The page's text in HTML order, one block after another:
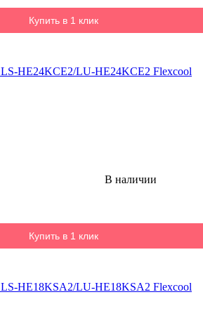
Купить в 1 клик
LS-HE24KCE2/LU-HE24KCE2 Flexcool
В наличии
Купить в 1 клик
LS-HE18KSA2/LU-HE18KSA2 Flexcool